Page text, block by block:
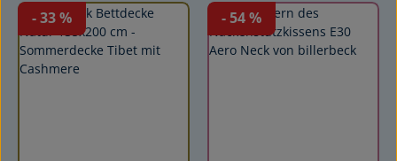
- 33% - 54%